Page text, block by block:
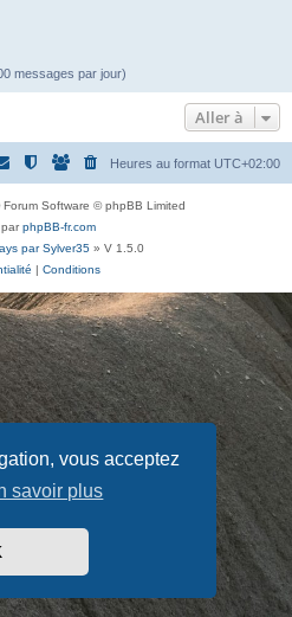
vous acceptez
savoir plus
messages par jour)
Aller à
Heures au format UTC+02:00
Forum Software © phpBB Limited
parphpBB-fr.com
par Sylver35 » V 1.5.0
| Conditions